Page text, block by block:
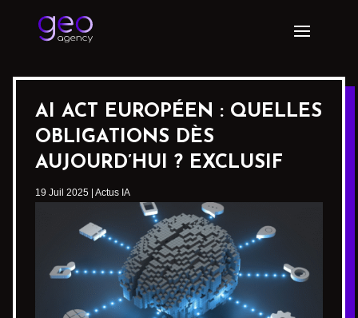
AI ACT EUROPÉEN : QUELLES
OBLIGATIONS DÈS
AUJOURD’HUI ? EXCLUSIF
19 Juil 2025 Actus IA